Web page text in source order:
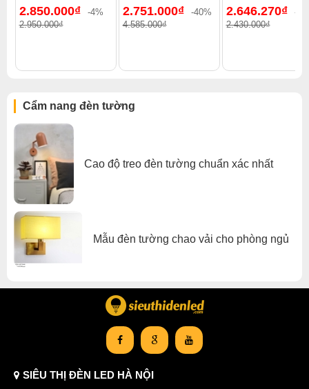
đèn tường.
Xem thêm:
Đèn tường cổ điển,Đèn tường phòng ngủ,
2.850.000₫
-4%
2.950.000₫
2.751.000₫
-40%
4.585.000₫
2.646.270₫
--
2.430.000₫
Cẩm nang đèn tường
Cao độ treo đèn tường chuẩn xác nhất
Mẫu đèn tường chao vải cho phòng ngủ
SIÊU THỊ ĐÈN LED HÀ NỘI